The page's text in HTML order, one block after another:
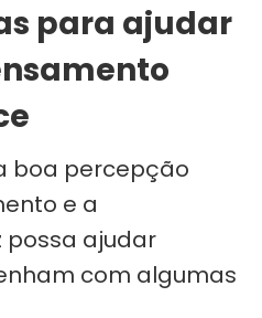
para ajudar
boa percepção
e a
possa ajudar
com algumas